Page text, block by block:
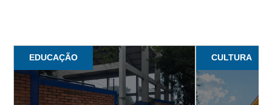
EDUCAÇÃO CULTURA